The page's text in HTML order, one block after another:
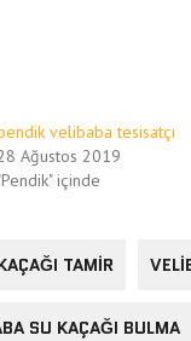
velibaba tesisatçı
Ağustos 2019
içinde
TAMIR
SU KAÇAĞI BULMA